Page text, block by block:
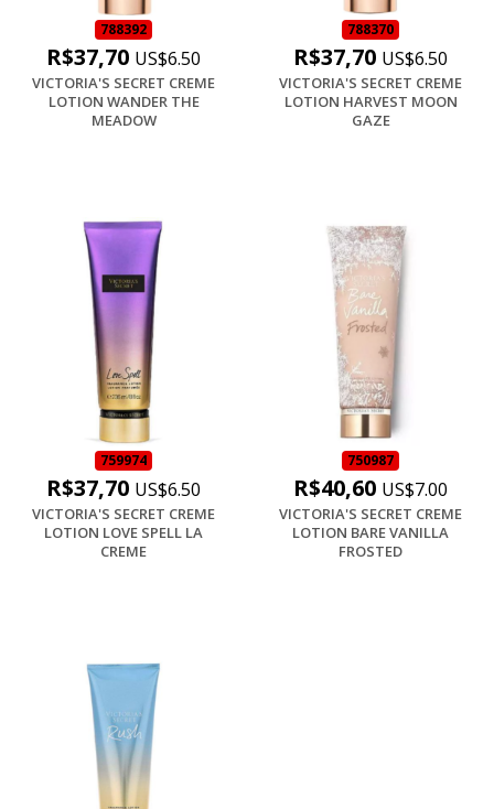
788392
R$37,70 US$6.50
VICTORIA'S SECRET CREME
LOTION WANDER THE
MEADOW
788370
R$37,70 US$6.50
VICTORIA'S SECRET CREME
LOTION HARVEST MOON
GAZE
759974
R$37,70 US$6.50
VICTORIA'S SECRET CREME
LOTION LOVE SPELL LA
CREME
750987
R$40,60 US$7.00
VICTORIA'S SECRET CREME
LOTION BARE VANILLA
FROSTED